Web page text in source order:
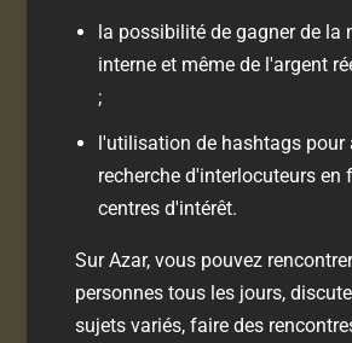
la possibilité de gagner de la
interne et même de l'argent
;
l'utilisation de hashtags pour
recherche d'interlocuteurs en
centres d'intérêt.
Sur Azar, vous pouvez
personnes tous les jours,
sujets variés, faire des